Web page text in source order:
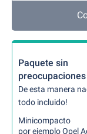
Paquete sin
preocupaciones
De esta manera
todo incluido!
Minicompacto
por ejemplo Opel